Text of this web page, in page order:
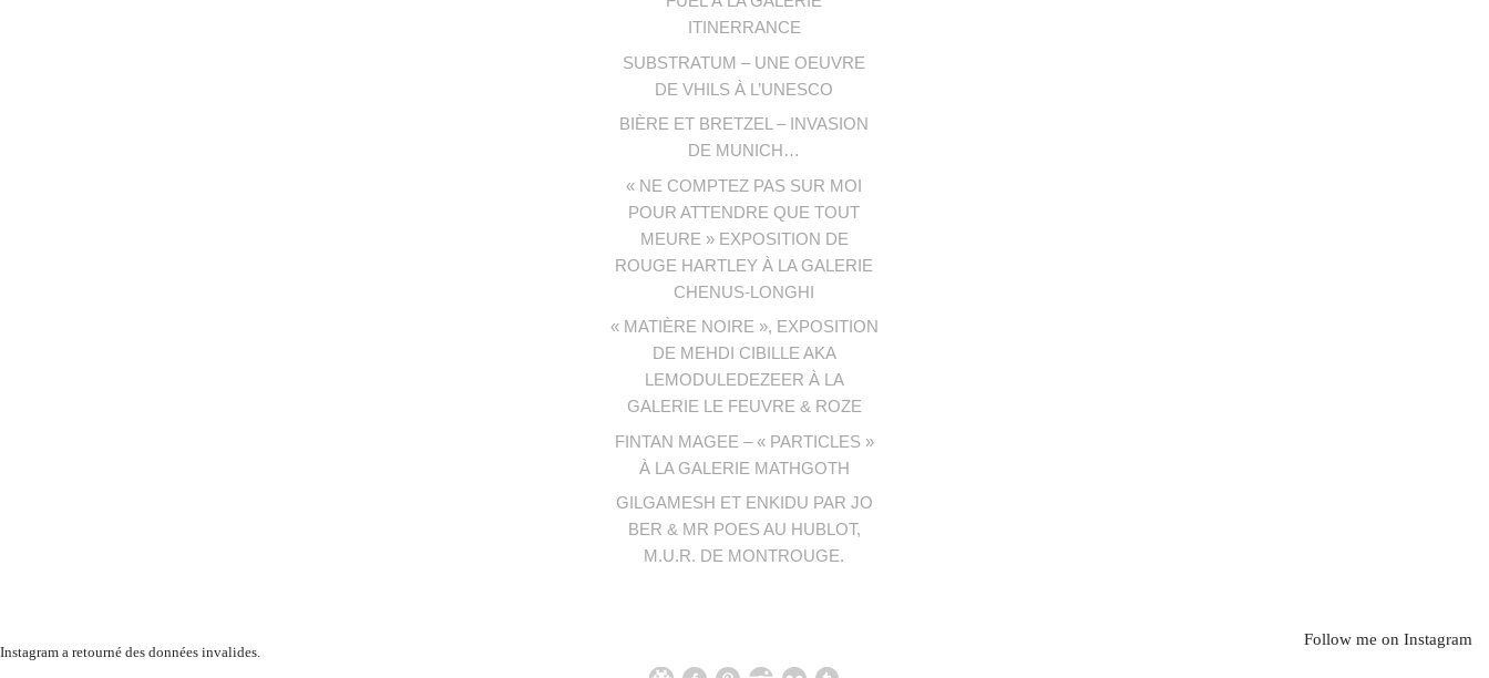
ITINERRANCE
SUBSTRATUM – UNE OEUVRE
DE VHILS À L’UNESCO
BIÈRE ET BRETZEL – INVASION
DE MUNICH…
« NE COMPTEZ PAS SUR MOI
POUR ATTENDRE QUE TOUT
MEURE » EXPOSITION DE
ROUGE HARTLEY À LA GALERIE
CHENUS-LONGHI
« MATIÈRE NOIRE », EXPOSITION
DE MEHDI CIBILLE AKA
LEMODULEDEZEER À LA
GALERIE LE FEUVRE & ROZE
FINTAN MAGEE – « PARTICLES »
À LA GALERIE MATHGOTH
GILGAMESH ET ENKIDU PAR JO
BER & MR POES AU HUBLOT,
M.U.R. DE MONTROUGE.
Instagram a retourné des données invalides.
Follow me on Instagram